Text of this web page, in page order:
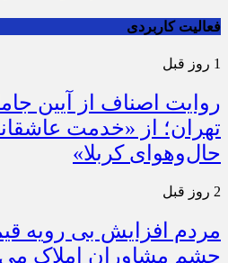
فعالیت کاربردی
1 روز قبل
روایت اصناف از آیین
تهران؛ از «خدمت
حال‌وهوای کربلا»
2 روز قبل
مردم افزایش بی رویه
چشم مشاوران املاک